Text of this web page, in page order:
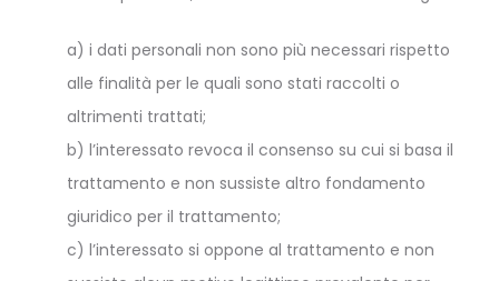
a) i dati personali non sono più necessari rispetto
alle finalità per le quali sono stati raccolti o
altrimenti trattati;
b) l’interessato revoca il consenso su cui si basa il
trattamento e non sussiste altro fondamento
giuridico per il trattamento;
c) l’interessato si oppone al trattamento e non